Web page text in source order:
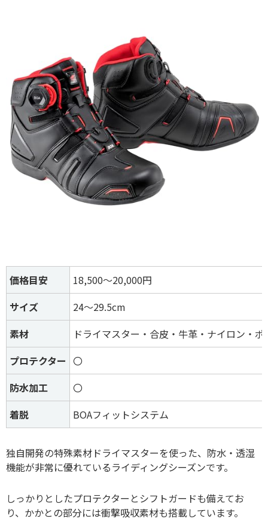
価格目安
18,500～20,000円
サイズ
24～29.5cm
素材
ドライマスター・合皮・牛革・ナイロン・
プロテクター 〇
防水加工
〇
着脱
BOAフィットシステム
独自開発の特殊素材ドライマスターを使った、防水・透湿
機能が非常に優れているライディングシーズンです。
しっかりとしたプロテクターとシフトガードも備えてお
り、かかとの部分には衝撃吸収素材も搭載しています。